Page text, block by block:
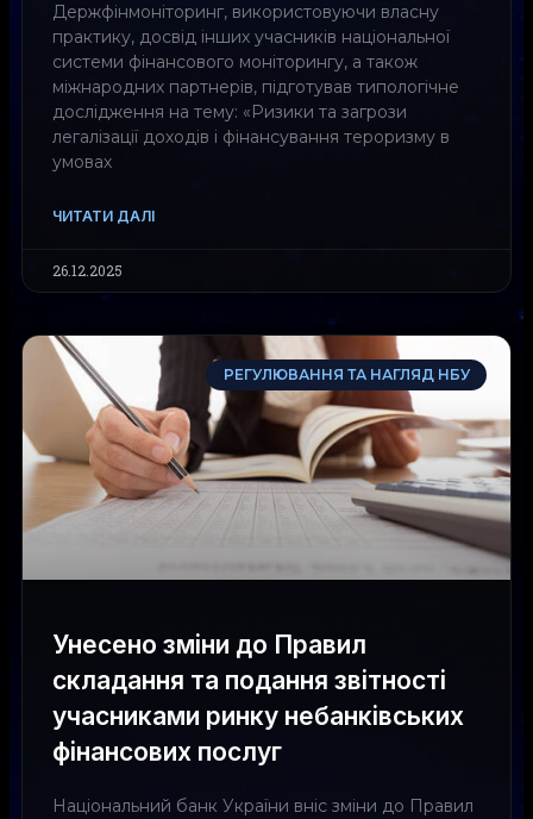
Держфінмоніторинг, використовуючи власну
практику, досвід інших учасників національної
системи фінансового моніторингу, а також
міжнародних партнерів, підготував типологічне
дослідження на тему: «Ризики та загрози
легалізації доходів і фінансування тероризму в
умовах
ЧИТАТИ ДАЛІ
26.12.2025
РЕГУЛЮВАННЯ ТА НАГЛЯД НБУ
Унесено зміни до Правил
складання та подання звітності
учасниками ринку небанківських
фінансових послуг
Національний банк України вніс зміни до Правил